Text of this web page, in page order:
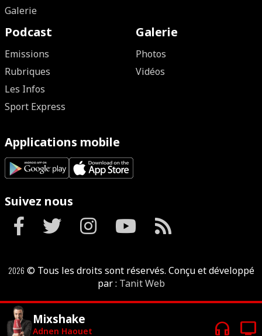
Galerie
Podcast
Emissions
Rubriques
Les Infos
Sport Express
Galerie
Photos
Vidéos
Applications mobile
Suivez nous
2026 © Tous les droits sont réservés. Conçu et développé
par : Tanit Web
Mixshake
Adnen Haouet headphones tv